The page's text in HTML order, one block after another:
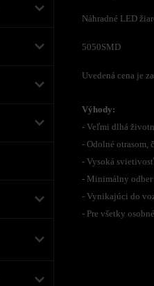
Náhradné LED
5050SMD
Uvedená cena je
Výhody:
- Veľmi dlhá
- Odolné otrasom,
- Vysoká svietivosť
- Minimálny odber
- Vynikajúci do
- Pre všetky